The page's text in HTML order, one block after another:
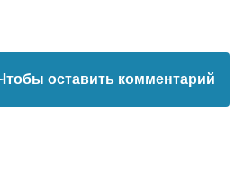
оставить комментарий